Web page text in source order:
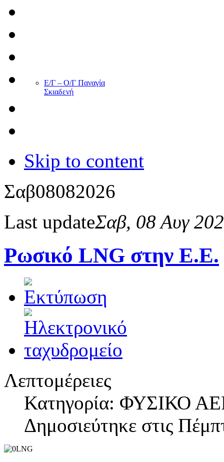
Ε/Γ – Ο/Γ Παναγία
Σκιαδενή
Skip to content
Σαβ08082026
Last updateΣαβ, 08 Αυγ
Ρωσικό LNG στην Ε.Ε.
Λεπτομέρειες
Κατηγορία: ΦΥΣΙΚΟ
Δημοσιεύτηκε στις